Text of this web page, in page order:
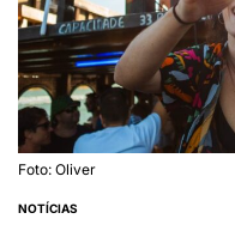
Foto: Oliver
NOTÍCIAS